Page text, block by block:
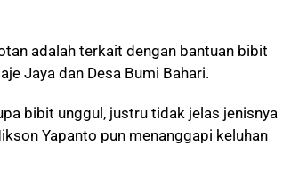
adalah terkait dengan bantuan bibit
Jaya dan Desa Bumi Bahari.
bibit unggul, justru tidak jelas jenisnya
Yapanto pun menanggapi keluhan